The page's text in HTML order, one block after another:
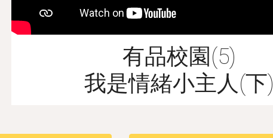
有品校園(5)
我是情緒小主人(下)